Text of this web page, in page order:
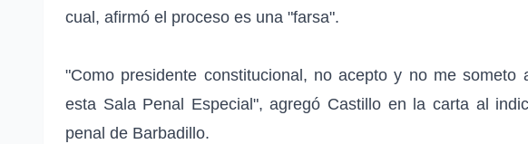
cual, afirmó el proceso es una "farsa".
"Como presidente constitucional, no acepto y no me
esta Sala Penal Especial", agregó Castillo en la carta al
penal de Barbadillo.